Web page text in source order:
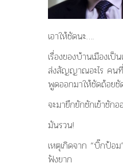
เอาให้ชัดนะ….
เรื่องของบ้านเมืองเป็
ส่งสัญญาณอะไร คน
พูดออกมาให้ชัดถ้อยชั
จะมายึกยักชักเข้าชักอ
มันรวน!
เหตุเกิดจาก “บิ๊กป้อม
ฟังยาก